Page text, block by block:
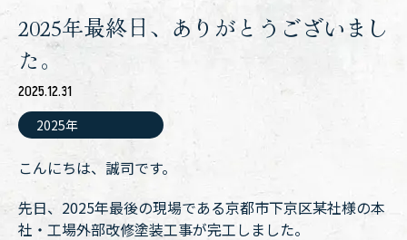
2025年最終日、ありがとうございまし
た。
2025.12.31
2025年
こんにちは、誠司です。
先日、2025年最後の現場である京都市下京区某社様の本
社・工場外部改修塗装工事が完工しました。